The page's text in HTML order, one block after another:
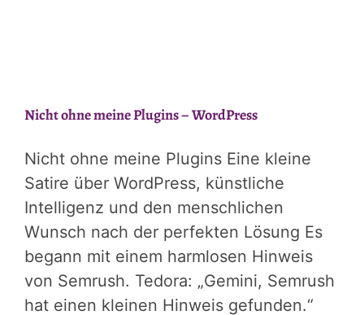
Nicht ohne meine Plugins – WordPress
Nicht ohne meine Plugins Eine kleine
Satire über WordPress, künstliche
Intelligenz und den menschlichen
Wunsch nach der perfekten Lösung Es
begann mit einem harmlosen Hinweis
von Semrush. Tedora: „Gemini, Semrush
hat einen kleinen Hinweis gefunden.“